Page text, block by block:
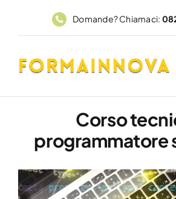
Domande? Chiamaci:
Home
Corsi
FadFormainnova
Corso
programmatore